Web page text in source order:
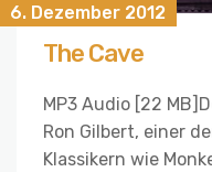
6. Dezember 2012
The Cave
MP3 Audio [22
Ron Gilbert, einer
Klassikern wie